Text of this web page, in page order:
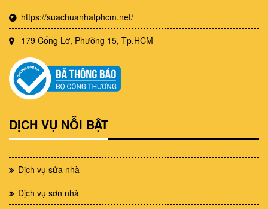
https://suachuanhatphcm.net/
179 Cống Lỡ, Phường 15, Tp.HCM
DỊCH VỤ NỖI BẬT
Dịch vụ sửa nhà
Dịch vụ sơn nhà